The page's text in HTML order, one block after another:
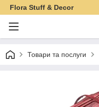
Flora Stuff & Decor
Товари та послуги